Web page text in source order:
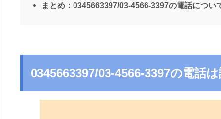
まとめ：0345663397/03-4566-3397の電話につい
0345663397/03-4566-3397の電話